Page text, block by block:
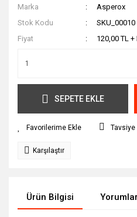
Marka
Asperox
Stok Kodu
SKU_00010
Fiyat
120,00 TL +
SEPETE EKLE
Tavsiye
Karşılaştır
Ürün Bilgisi Yorumlar